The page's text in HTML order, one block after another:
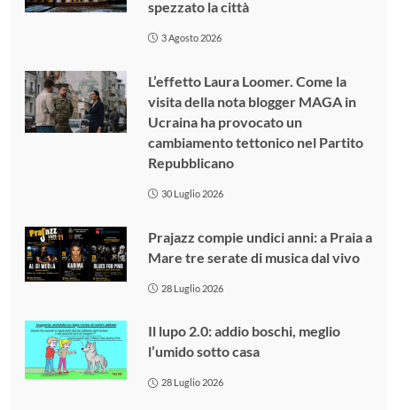
spezzato la città
3 Agosto 2026
L’effetto Laura Loomer. Come la
visita della nota blogger MAGA in
Ucraina ha provocato un
cambiamento tettonico nel Partito
Repubblicano
30 Luglio 2026
Prajazz compie undici anni: a Praia a
Mare tre serate di musica dal vivo
28 Luglio 2026
Il lupo 2.0: addio boschi, meglio
l’umido sotto casa
28 Luglio 2026